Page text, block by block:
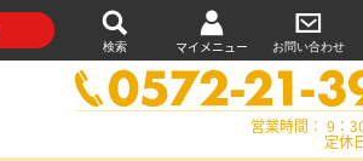
検索 マイメニュー お問い合わせ
営業時間： 9：
定休